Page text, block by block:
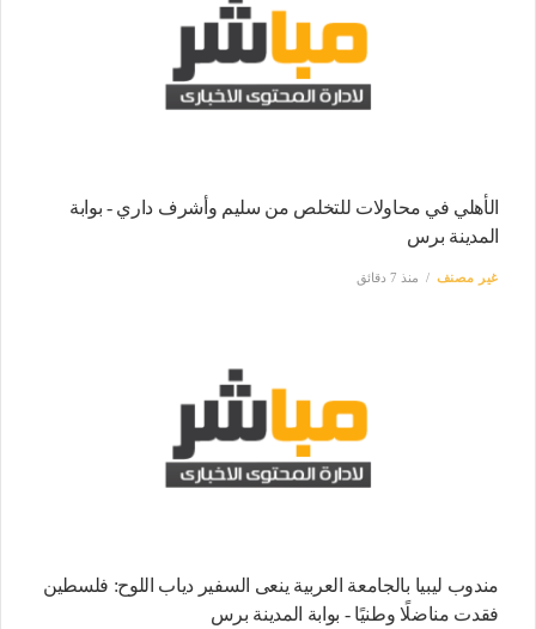
الأهلي في محاولات للتخلص من سليم وأشرف داري - بوابة
المدينة برس
غير مصنف منذ 7 دقائق
مندوب ليبيا بالجامعة العربية ينعى السفير دياب اللوح: فلسطين
فقدت مناضلًا وطنيًا - بوابة المدينة برس